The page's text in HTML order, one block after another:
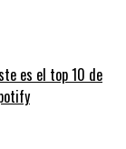
es el top 10 de